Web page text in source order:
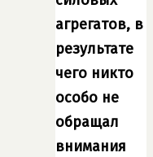
агрегатов, в
результате
чего никто
особо не
обращал
внимания